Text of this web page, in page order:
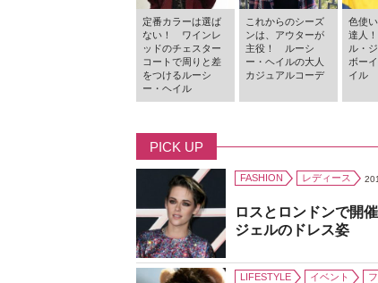
定番カラーは選ば
ない！ ワインレ
ッドのチェスター
コートで周りと差
をつけるルーシ
ー・ヘイル
これからのシーズ
ンは、アウターが
主役！ ルーシ
ー・ヘイルの大人
カジュアルコーデ
色使
達人
ル・
ボー
イル
PICK UP
FASHION レディース
ロスとロンドンで開
ジェルのドレス姿
LIFESTYLE イベント